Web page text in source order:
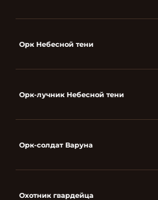
Орк Небесной тени
Орк-лучник Небесной тени
Орк-солдат Варуна
Охотник гвардейца